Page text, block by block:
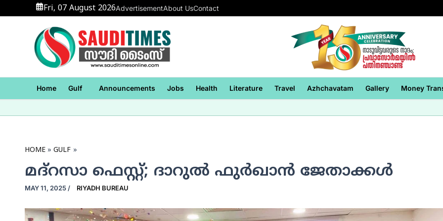
to
Fri, 07 August 2026AdvertisementAbout UsContact
Home Gulf Announcements Jobs Health Literature Travel Azhchavatam Gallery Money
HOME GULF
മദ്‌റസാ ഫെസ്റ്റ്; ദാറുല്‍ ഫുര്‍ഖാന്‍ ജേതാക്കള്‍
MAY 11, 2025 / RIYADH BUREAU